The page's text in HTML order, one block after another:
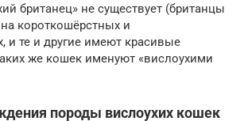
британец» не существует (британцы
короткошёрстных и
и те и другие имеют красивые
же кошек именуют «вислоухими
породы вислоухих кошек